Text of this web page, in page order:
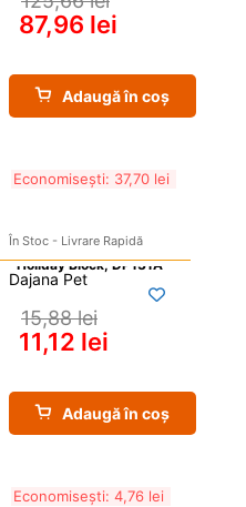
87,96 lei
Adaugă în coș
Economisești: 37,70 lei
În Stoc - Livrare Rapidă
Dajana Pet
15,88 lei
11,12 lei
Adaugă în coș
Economisești: 4,76 lei